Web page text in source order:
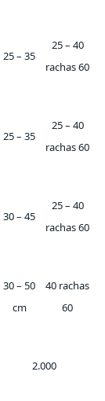
25 – 35
25 – 40
rachas 60
25 – 35
25 – 40
rachas 60
30 – 45
25 – 40
rachas 60
30 – 50
cm
40 rachas
60
2.000